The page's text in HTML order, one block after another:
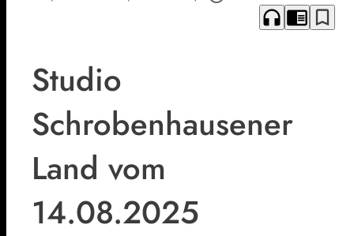
headphones chrome_reader_mode bookmark_border
Studio
Schrobenhausener
Land vom
14.08.2025